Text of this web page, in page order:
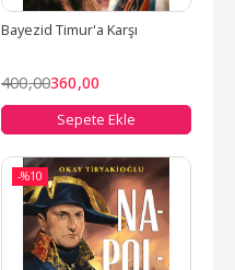
Bayezid Timur'a Karşı
400,00360,00
Sepete Ekle
-%10